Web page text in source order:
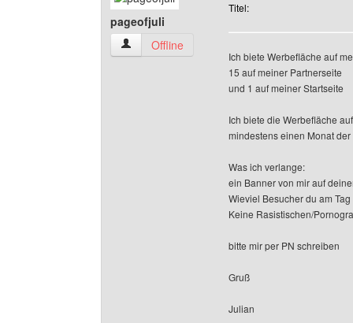
pageofjuli
pageofjuli Benutzer-Profile anzeigen
Offline
Titel:
Ich biete Werbefläche auf
15 auf meiner Partnerseite
und 1 auf meiner Startseite
Ich biete die Werbefläche
mindestens einen Monat
Was ich verlange:
ein Banner von mir auf
Wieviel Besucher du am
Keine Rasistischen/
bitte mir per PN schreiben
Gruß
Julian